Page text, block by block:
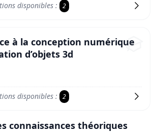
disponibles : 2
à la conception numérique
d’objets 3d
disponibles : 2
connaissances théoriques